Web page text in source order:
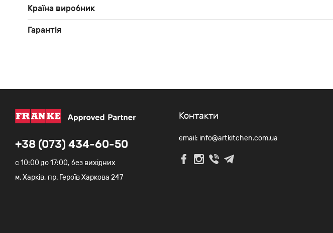
Країна виробник
Гарантія
+38 (073) 434-60-50
c 10:00 до 17:00, без вихідних
м. Харків, пр. Героїв Харкова 247
Контакти
email: info@artkitchen.com.ua